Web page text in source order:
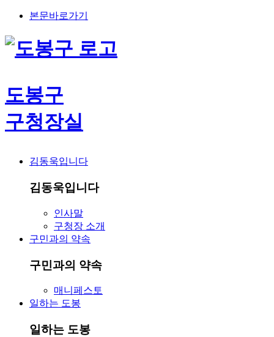
본문바로가기
도봉구
구청장실
김동욱입니다
김동욱입니다
인사말
구청장 소개
구민과의 약속
구민과의 약속
매니페스토
일하는 도봉
일하는 도봉